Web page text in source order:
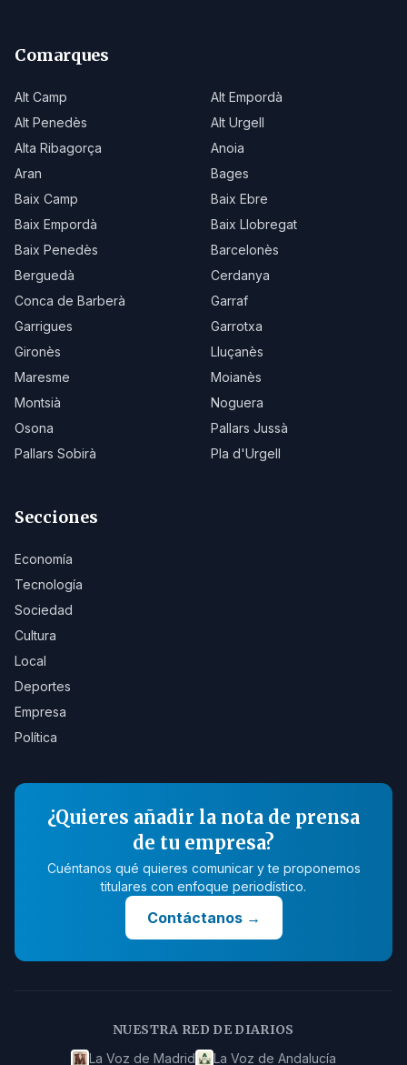
Comarques
Alt Camp
Alt Empordà
Alt Penedès
Alt Urgell
Alta Ribagorça
Anoia
Aran
Bages
Baix Camp
Baix Ebre
Baix Empordà
Baix Llobregat
Baix Penedès
Barcelonès
Berguedà
Cerdanya
Conca de Barberà
Garraf
Garrigues
Garrotxa
Gironès
Lluçanès
Maresme
Moianès
Montsià
Noguera
Osona
Pallars Jussà
Pallars Sobirà
Pla d'Urgell
Secciones
Economía
Tecnología
Sociedad
Cultura
Local
Deportes
Empresa
Política
¿Quieres añadir la nota de prensa
de tu empresa?
Cuéntanos qué quieres comunicar y te proponemos
titulares con enfoque periodístico.
Contáctanos→
NUESTRA RED DE DIARIOS
La Voz de Madrid La Voz de Andalucía